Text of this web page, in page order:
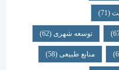
توسعه شهری(62)
منابع طبیعی(58)